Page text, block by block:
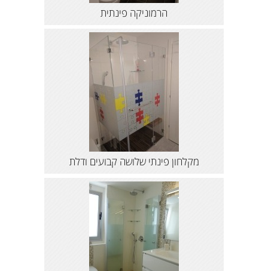
הרמוניקה פינתית
מקלחון פינתי שלושה קבועים ודלת